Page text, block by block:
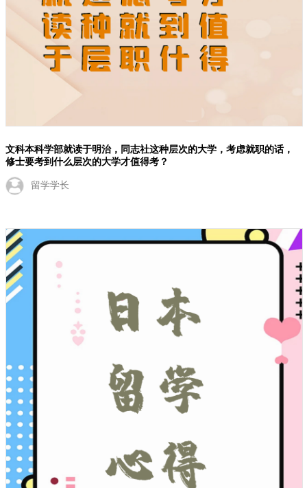
文科本科学部就读于明治，同志社这种层次的大学，考虑就职的话，
修士要考到什么层次的大学才值得考？
留学学长